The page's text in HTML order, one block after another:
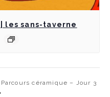
les sans-taverne
Parcours céramique – Jour 3